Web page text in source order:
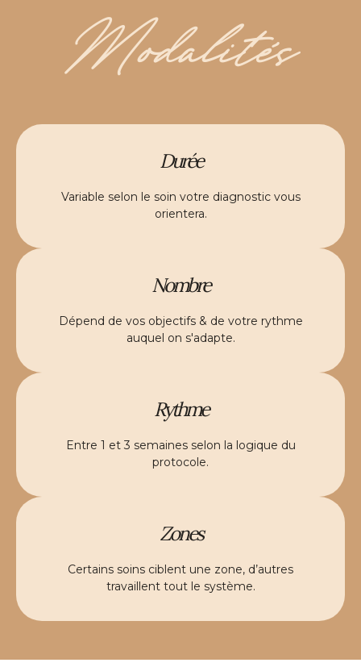
Modalités
Durée
Variable selon le soin votre diagnostic vous
orientera.
Nombre
Dépend de vos objectifs & de votre rythme
auquel on s'adapte.
Rythme
Entre 1 et 3 semaines selon la logique du
protocole.
Zones
Certains soins ciblent une zone, d’autres
travaillent tout le système.